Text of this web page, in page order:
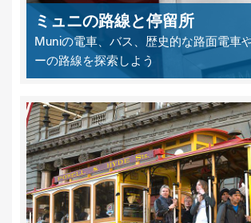
ミュニの路線と停留所
Muniの電車、バス、歴史的な路面電車
ーの路線を探索しよう